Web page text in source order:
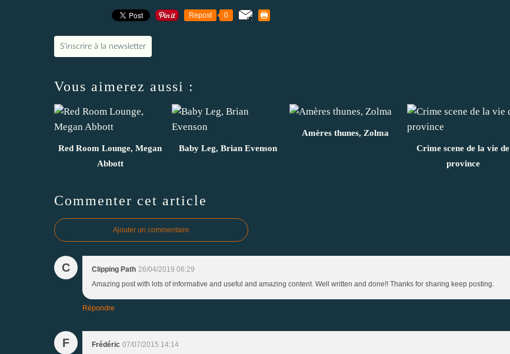
Repost 0
S'inscrire à la newsletter
Vous aimerez aussi :
Red Room Lounge, Megan
Abbott
Baby Leg, Brian Evenson
Amères thunes, Zolma
Crime scene de la vie de
province
Commenter cet article
Ajouter un commentaire
C Clipping Path 26/04/2019 06:29
Amazing post with lots of informative and useful and amazing content. Well written and done!! Thanks for sharing keep posting.
Répondre
F Frédéric 07/07/2015 14:14